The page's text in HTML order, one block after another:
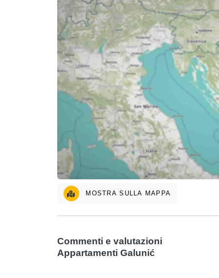
MOSTRA SULLA MAPPA
Commenti e valutazioni
Appartamenti Galunić